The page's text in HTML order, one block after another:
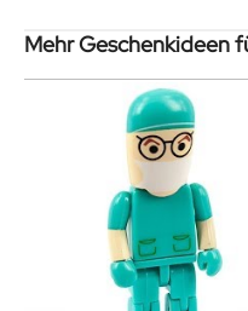
Mehr Geschenkideen